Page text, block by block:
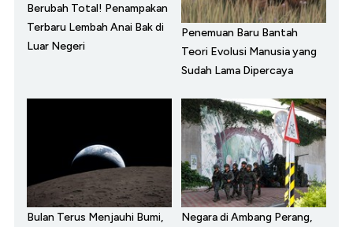
Berubah Total! Penampakan
Terbaru Lembah Anai Bak di
Luar Negeri
Penemuan Baru Bantah
Teori Evolusi Manusia yang
Sudah Lama Dipercaya
Bulan Terus Menjauhi Bumi,
Negara di Ambang Perang,